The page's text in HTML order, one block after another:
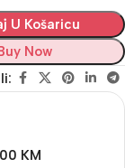
U Košaricu
Now
KM